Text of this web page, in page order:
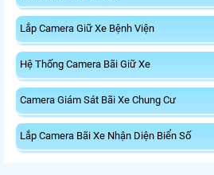
Lắp Camera Giữ Xe Bệnh Viện
Hệ Thống Camera Bãi Giữ Xe
Camera Giám Sát Bãi Xe Chung Cư
Lắp Camera Bãi Xe Nhận Diện Biển Số